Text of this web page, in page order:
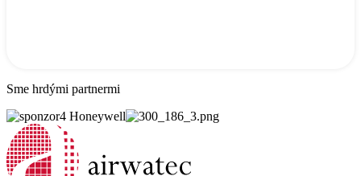
Sme hrdými partnermi